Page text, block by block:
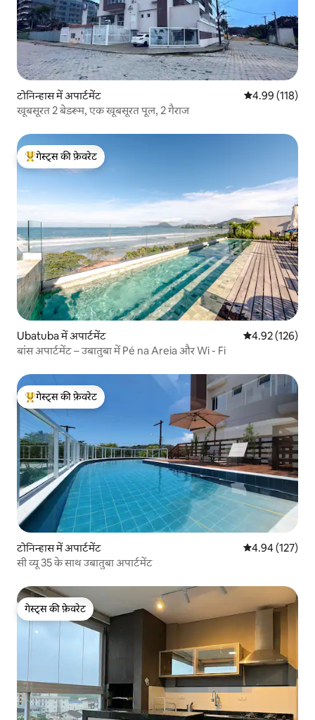
टोनिन्हास में अपार्टमेंट औसत रेटिंग 5 में से
4.99 (118)
खूबसूरत 2 बेडरूम, एक खूबसूरत पूल, 2 गैराज
गेस्ट्स का टॉप फ़ेवरेट
गेस्ट्स की फ़ेवरेट
Ubatuba में अपार्टमेंट औसत रेटिंग 5 में से
4.92 (126)
बांस अपार्टमेंट – उबातुबा में Pé na Areia और Wi - Fi
गेस्ट्स का टॉप फ़ेवरेट
गेस्ट्स की फ़ेवरेट
टोनिन्हास में अपार्टमेंट औसत रेटिंग 5 में से
4.94 (127)
सी व्यू 35 के साथ उबातुबा अपार्टमेंट
गेस्ट्स की फ़ेवरेट
गेस्ट्स की फ़ेवरेट